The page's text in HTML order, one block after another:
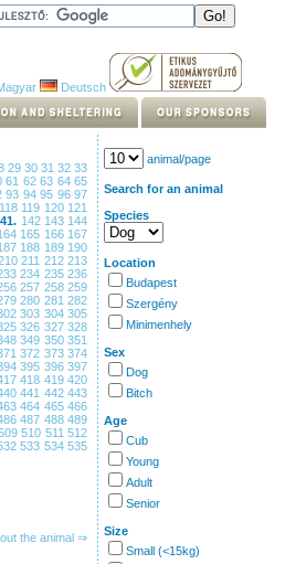
Deutsch
29 30 313233
61 6263 6465
93 9495 9697
118 119 120 121
142 143 144
165 166 167
188 189 190
211 212 213
234 235236
257 258259
280 281282
303 304305
326 327 328
349 350351
372 373374
395 396397
418 419 420
441 442443
464 465466
487 488489
510 511 512
533 534535
the animal ⇒
animal/page
Search for an animal
Species
Location
Budapest
Szergény
Minimenhely
Sex
Dog
Bitch
Age
Cub
Young
Adult
Senior
Size
Small (<15kg)